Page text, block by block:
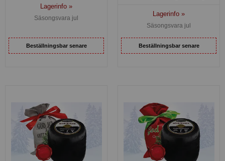
Lagerinfo »
Säsongsvara jul
Beställningsbar senare
Lagerinfo »
Säsongsvara jul
Beställningsbar senare